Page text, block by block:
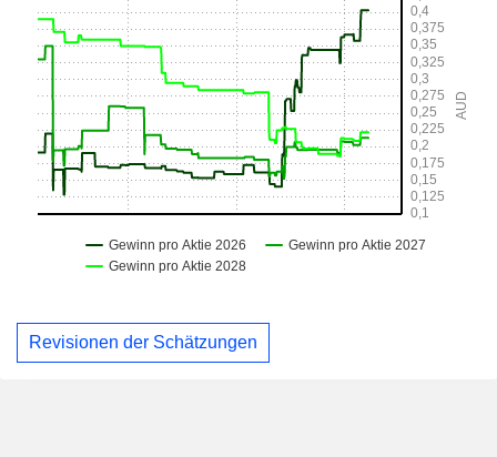
Revisionen der Schätzungen